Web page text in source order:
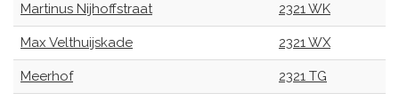
Martinus Nijhoffstraat 2321 WK
Max Velthuijskade 2321 WX
Meerhof 2321 TG